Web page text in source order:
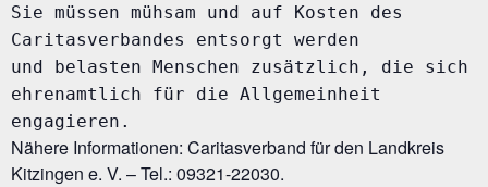
Sie müssen mühsam und auf Kosten des
Caritasverbandes entsorgt werden
und belasten Menschen zusätzlich, die sich
ehrenamtlich für die Allgemeinheit
engagieren.
Nähere Informationen: Caritasverband für den Landkreis
Kitzingen e. V. – Tel.: 09321-22030.